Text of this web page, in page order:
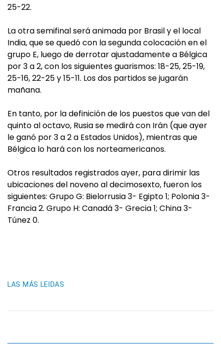
25-22.
La otra semifinal será animada por Brasil y el local
India, que se quedó con la segunda colocación en el
grupo E, luego de derrotar ajustadamente a Bélgica
por 3 a 2, con los siguientes guarismos: 18-25, 25-19,
25-16, 22-25 y 15-11. Los dos partidos se jugarán
mañana.
En tanto, por la definición de los puestos que van del
quinto al octavo, Rusia se medirá con Irán (que ayer
le ganó por 3 a 2 a Estados Unidos), mientras que
Bélgica lo hará con los norteamericanos.
Otros resultados registrados ayer, para dirimir las
ubicaciones del noveno al decimosexto, fueron los
siguientes: Grupo G: Bielorrusia 3- Egipto 1; Polonia 3-
Francia 2. Grupo H: Canadá 3- Grecia 1; China 3-
Túnez 0.
LAS MÁS LEIDAS